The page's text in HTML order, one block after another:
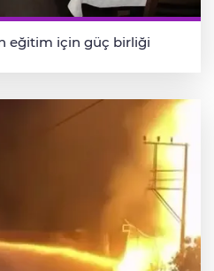
eğitim için güç birliği